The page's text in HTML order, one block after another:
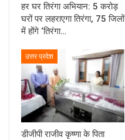
हर घर तिरंगा अभियान: 5 करोड़
घरों पर लहराएगा तिरंगा, 75 जिलों
में होंगे ‘तिरंगा…
उत्तर प्रदेश
डीजीपी राजीव कृष्णा के पिता